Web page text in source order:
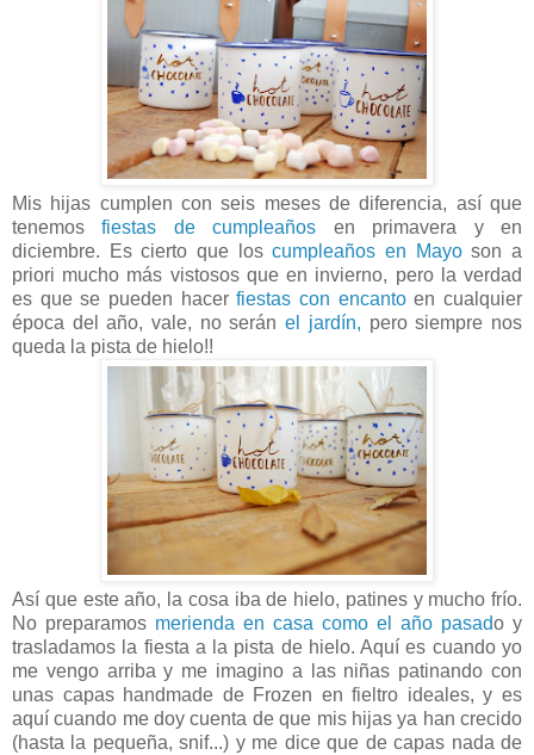
Mis hijas cumplen con seis meses de diferencia, así que
tenemosfiestas de cumpleaños en primavera y en
diciembre. Es cierto que loscumpleaños en Mayoson a
priori mucho más vistosos que en invierno, pero la verdad
es que se pueden hacerfiestas con encantoen cualquier
época del año, vale, no seránel jardín, pero siempre nos
queda la pista de hielo!!
Así que este año, la cosa iba de hielo, patines y mucho frío.
No preparamos merienda en casa como el año pasado y
trasladamos la fiesta a la pista de hielo. Aquí es cuando yo
me vengo arriba y me imagino a las niñas patinando con
unas capas handmade de Frozen en fieltro ideales, y es
aquí cuando me doy cuenta de que mis hijas ya han crecido
(hasta la pequeña, snif...) y me dice que de capas nada de